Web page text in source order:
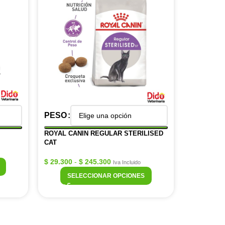
PESO
ROYAL CANIN REGULAR STERILISED
CAT
$ 29.300 - $ 245.300 Iva Incluido
SELECCIONAR OPCIONES